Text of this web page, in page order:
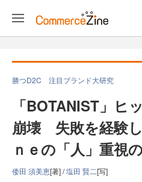
勝つD2C 注目ブランド大研究
「BOTANIST」ヒ
崩壊 失敗を経験
ｎｅの「人」重視
倭田 須美恵[著] /塩田 賢二[写]